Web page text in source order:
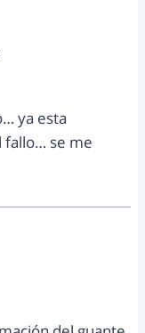
ya esta
fallo… se me